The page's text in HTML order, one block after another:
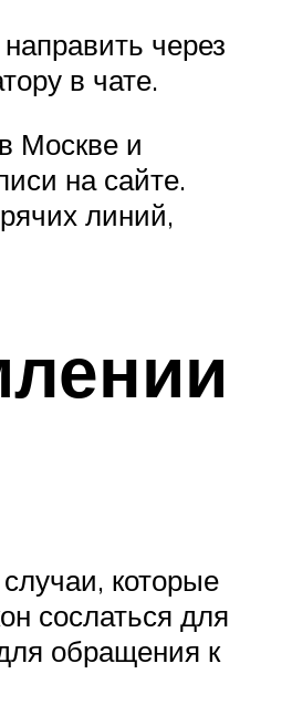
через
в чате.
Москве и
на сайте.
линий,
которые
сослаться для
обращения к